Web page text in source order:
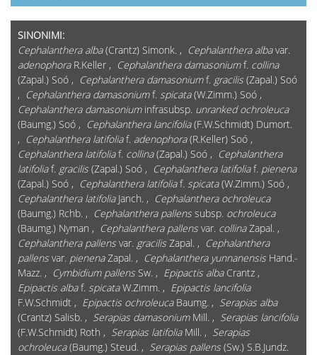
SINONIMI:
Cephalanthera alba(Crantz) Simonk. , Cephalanthera albavar.
adenophoraR.Keller , Cephalanthera damasoniumf. collina
(Zapal.) Soó , Cephalanthera damasoniumf. gracilis (Zapal.) Soó
, Cephalanthera damasoniumf. spicata(W.Zimm.) Soó ,
Cephalanthera damasoniuminfrasubsp. unranked ochroleuca
(Baumg.) Soó , Cephalanthera lancifolia(F.W.Schmidt) Dumort.
, Cephalanthera latifoliaf. adenophora(R.Keller) Soó ,
Cephalanthera latifoliaf. collina(Zapal.) Soó , Cephalanthera
latifoliaf. gracilis (Zapal.) Soó , Cephalanthera latifoliaf. pienena
(Zapal.) Soó , Cephalanthera latifoliaf. spicata(W.Zimm.) Soó ,
Cephalanthera latifoliaJanch. , Cephalanthera ochroleuca
(Baumg.) Rchb. , Cephalanthera pallens subsp. ochroleuca
(Baumg.) Nyman , Cephalanthera pallens var. collinaZapal. ,
Cephalanthera pallens var. gracilis Zapal. , Cephalanthera
pallens var. pienenaZapal. , Cephalanthera yunnanensis Hand.-
Mazz. , Cymbidium pallens Sw. , Epipactis albaCrantz ,
Epipactis albaf. spicataW.Zimm. , Epipactis lancifolia
F.W.Schmidt , Epipactis ochroleucaBaumg. , Serapias alba
(Crantz) Salisb. , Serapias damasoniumMill. , Serapias lancifolia
(F.W.Schmidt) Roth , Serapias latifoliaMill. , Serapias
ochroleuca(Baumg.) Steud. , Serapias pallens (Sw.) S.B.Jundz.